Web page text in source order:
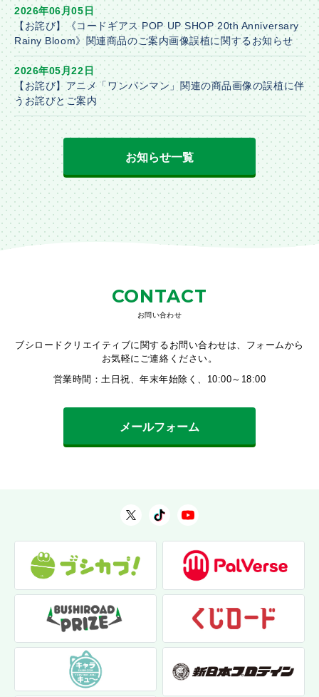
2026年06月05日
【お詫び】《コードギアス POP UP SHOP 20th Anniversary
Rainy Bloom》関連商品のご案内画像誤植に関するお知らせ
2026年05月22日
【お詫び】アニメ「ワンパンマン」関連の商品画像の誤植に伴
うお詫びとご案内
お知らせ一覧
CONTACT
お問い合わせ
ブシロードクリエイティブに関するお問い合わせは、フォームから
お気軽にご連絡ください。
営業時間：土日祝、年末年始除く、10:00～18:00
メールフォーム